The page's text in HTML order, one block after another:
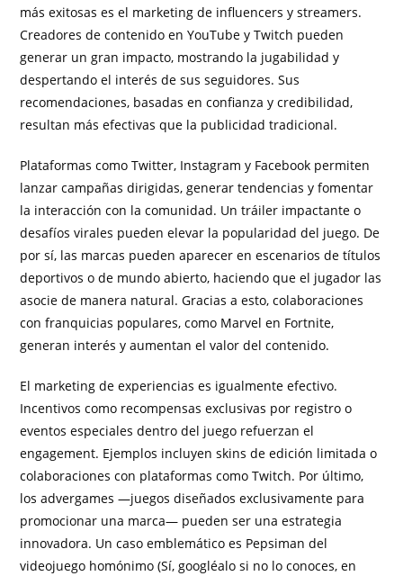
más exitosas es el marketing de influencers y streamers.
Creadores de contenido en YouTube y Twitch pueden
generar un gran impacto, mostrando la jugabilidad y
despertando el interés de sus seguidores. Sus
recomendaciones, basadas en confianza y credibilidad,
resultan más efectivas que la publicidad tradicional.
Plataformas como Twitter, Instagram y Facebook permiten
lanzar campañas dirigidas, generar tendencias y fomentar
la interacción con la comunidad. Un tráiler impactante o
desafíos virales pueden elevar la popularidad del juego. De
por sí, las marcas pueden aparecer en escenarios de títulos
deportivos o de mundo abierto, haciendo que el jugador las
asocie de manera natural. Gracias a esto, colaboraciones
con franquicias populares, como Marvel en Fortnite,
generan interés y aumentan el valor del contenido.
El marketing de experiencias es igualmente efectivo.
Incentivos como recompensas exclusivas por registro o
eventos especiales dentro del juego refuerzan el
engagement. Ejemplos incluyen skins de edición limitada o
colaboraciones con plataformas como Twitch. Por último,
los advergames —juegos diseñados exclusivamente para
promocionar una marca— pueden ser una estrategia
innovadora. Un caso emblemático es Pepsiman del
videojuego homónimo (Sí, googléalo si no lo conoces, en